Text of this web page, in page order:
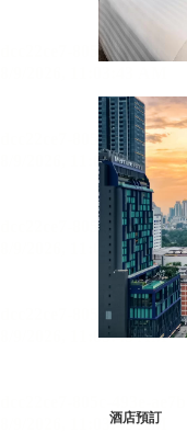
酒店預訂